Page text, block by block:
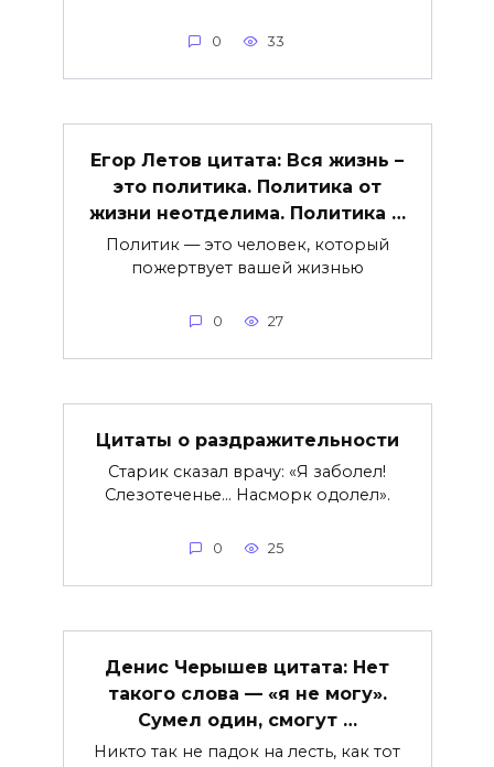
0 33
Егор Летов цитата: Вся жизнь –
это политика. Политика от
жизни неотделима. Политика …
Политик — это человек, который
пожертвует вашей жизнью
0 27
Цитаты о раздражительности
Старик сказал врачу: «Я заболел!
Слезотеченье… Насморк одолел».
0 25
Денис Черышев цитата: Нет
такого слова — «я не могу».
Сумел один, смогут …
Никто так не падок на лесть, как тот